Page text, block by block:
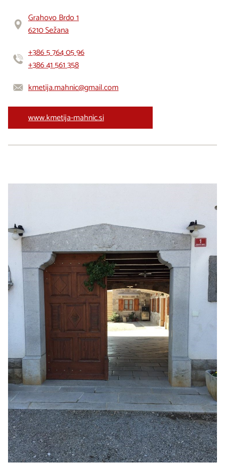
Grahovo Brdo 1
6210 Sežana
+386 5 764 05 96
+386 41 561 358
kmetija.mahnic@gmail.com
www.kmetija-mahnic.si